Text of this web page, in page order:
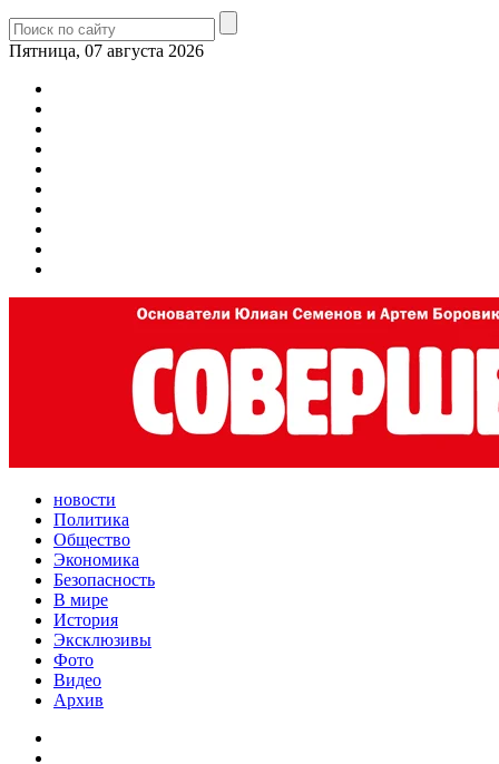
Пятница, 07 августа 2026
новости
Политика
Общество
Экономика
Безопасность
В мире
История
Эксклюзивы
Фото
Видео
Архив